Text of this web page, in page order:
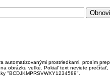
automatizovanými prostriedkami, prosím
obrázku veľké. Pokiaľ text neviete
"BCDJKMPRSVWXY1234589".